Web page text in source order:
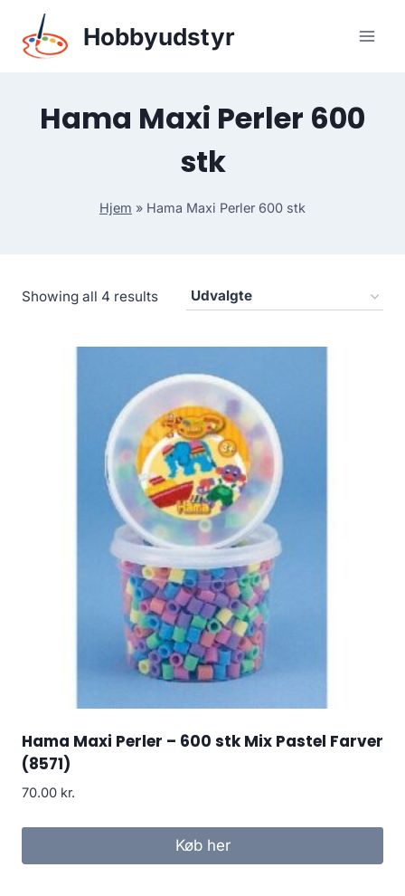
content
Hobbyudstyr
Hama Maxi Perler 600
stk
Hjem » Hama Maxi Perler 600 stk
Showing all 4 results
Hama Maxi Perler – 600 stk Mix Pastel Farver
(8571)
70.00 kr.
Køb her